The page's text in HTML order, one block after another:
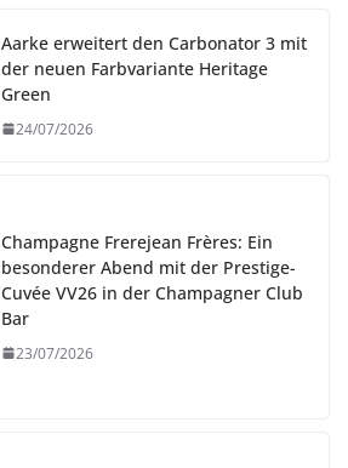
Aarke erweitert den Carbonator 3 mit
der neuen Farbvariante Heritage
Green
24/07/2026
Champagne Frerejean Frères: Ein
besonderer Abend mit der Prestige-
Cuvée VV26 in der Champagner Club
Bar
23/07/2026